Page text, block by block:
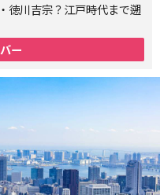
徳川吉宗？江戸時代まで遡
ー